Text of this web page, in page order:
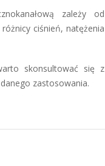
zależy od
ciśnień, natężenia
skonsultować się z
zastosowania.